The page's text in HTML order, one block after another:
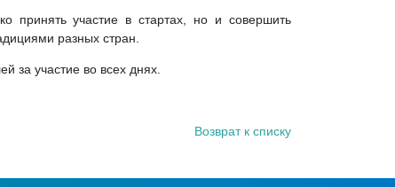
принять участие в стартах, но и совершить
разных стран.
за участие во всех днях.
Возврат к списку